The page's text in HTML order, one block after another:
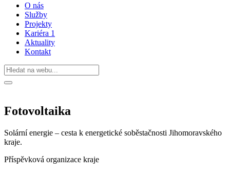
O nás
Služby
Projekty
Kariéra 1
Aktuality
Kontakt
Fotovoltaika
Solární energie – cesta k energetické soběstačnosti Jihomoravského
kraje.
Příspěvková organizace kraje